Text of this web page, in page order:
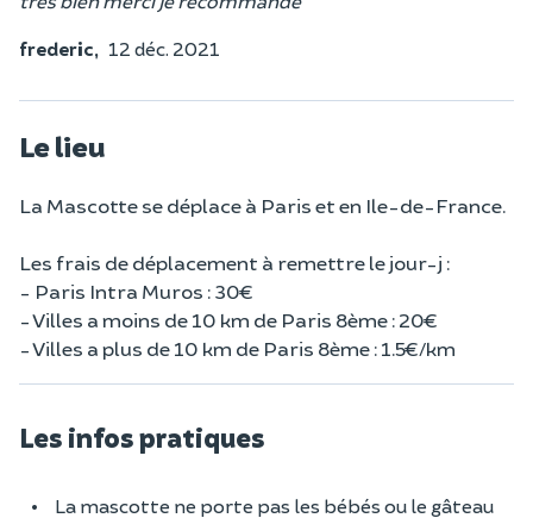
frederic, 12 déc. 2021
Le lieu
La Mascotte se déplace à Paris et en Ile-de-France.
Les frais de déplacement à remettre le jour-j :
- Paris Intra Muros : 30€
- Villes a moins de 10 km de Paris 8ème : 20€
- Villes a plus de 10 km de Paris 8ème : 1.5€/km
Les infos pratiques
La mascotte ne porte pas les bébés ou le gâteau